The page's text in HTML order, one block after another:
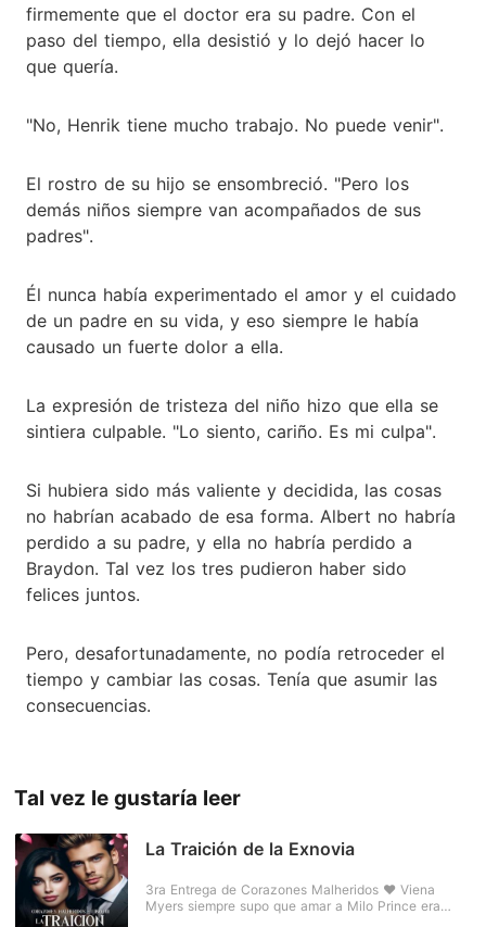
firmemente que el doctor era su padre. Con el
paso del tiempo, ella desistió y lo dejó hacer lo
que quería.
"No, Henrik tiene mucho trabajo. No puede venir".
El rostro de su hijo se ensombreció. "Pero los
demás niños siempre van acompañados de sus
padres".
Él nunca había experimentado el amor y el cuidado
de un padre en su vida, y eso siempre le había
causado un fuerte dolor a ella.
La expresión de tristeza del niño hizo que ella se
sintiera culpable. "Lo siento, cariño. Es mi culpa".
Si hubiera sido más valiente y decidida, las cosas
no habrían acabado de esa forma. Albert no habría
perdido a su padre, y ella no habría perdido a
Braydon. Tal vez los tres pudieron haber sido
felices juntos.
Pero, desafortunadamente, no podía retroceder el
tiempo y cambiar las cosas. Tenía que asumir las
consecuencias.
Tal vez le gustaría leer
La Traición de la Exnovia
3ra Entrega de Corazones Malheridos ❤️ Viena
Myers siempre supo que amar a Milo Prince era